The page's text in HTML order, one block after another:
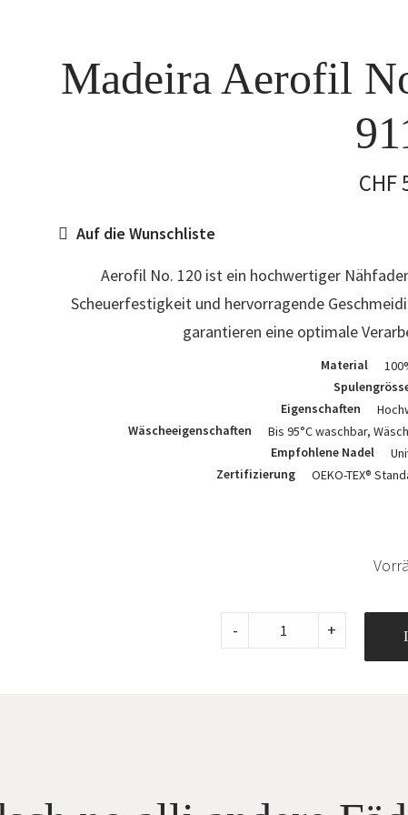
Madeira Aerofil
CHF
Auf die Wunschliste
Aerofil No. 120 ist ein hochwertiger
Scheuerfestigkeit und hervorragende
garantieren eine optimale
Material
Eigenschaften
Wäscheeigenschaften
Bis 95°C waschbar,
Empfohlene Nadel
Zertifizierung
OEKO-TEX®
Madeira
Aerofil
- +